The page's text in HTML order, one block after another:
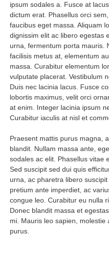
ipsum sodales a. Fusce at
dictum erat. Phasellus orci
faucibus eget massa. Aliquam
dignissim elit ac libero egestas
urna, fermentum porta mauris.
facilisis metus at, elementum
massa. Curabitur elementum
vulputate placerat. Vestibulum
Duis nec lacinia lacus. Fusce
lobortis maximus, velit orci
at enim. Integer lacinia ipsum
Curabitur iaculis at nisl et
Praesent mattis purus magna,
blandit. Nullam massa ante,
sodales ac elit. Phasellus vitae
Sed suscipit sed dui quis
urna, ac pharetra libero
pretium ante imperdiet, ac
congue leo. Curabitur eu nulla
Donec blandit massa et
mi. Mauris leo sapien,
purus.